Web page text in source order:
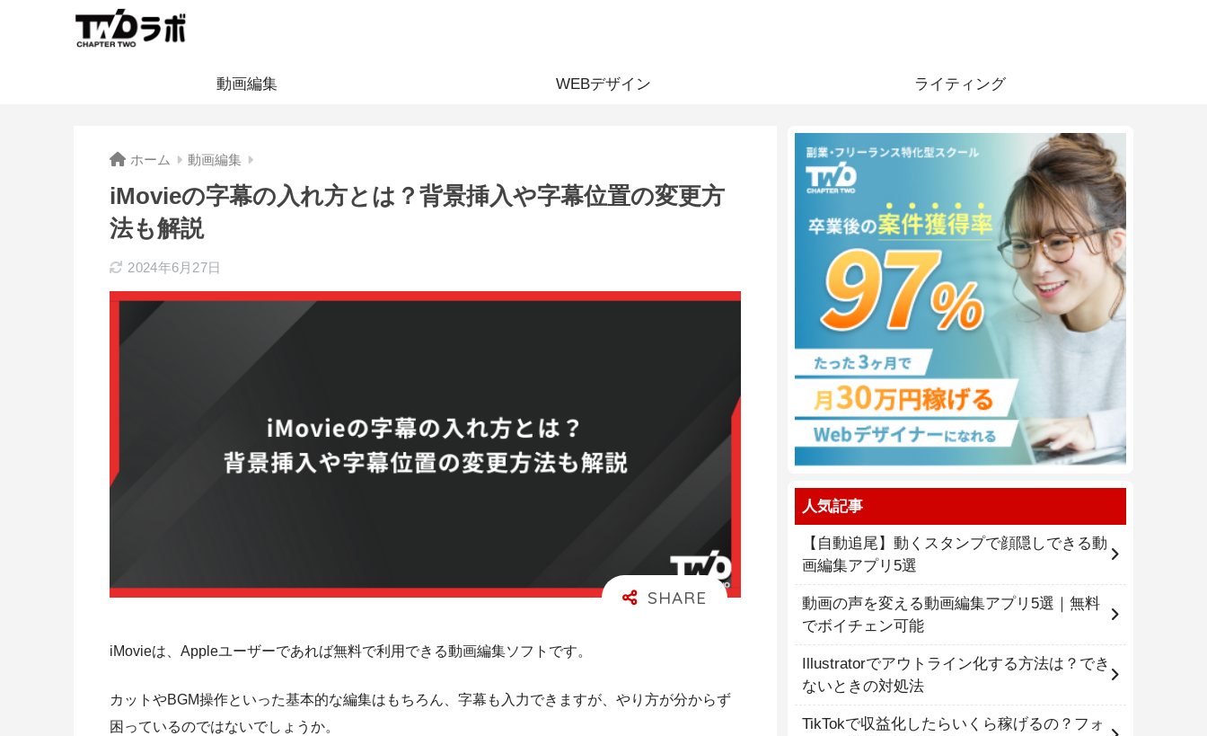
動画編集 WEBデザイン ライティング
ホーム 動画編集
iMovieの字幕の入れ方とは？背景挿入や字幕位置の変更方
法も解説
2024年6月27日
iMovieは、Appleユーザーであれば無料で利用できる動画編集ソフトです。
カットやBGM操作といった基本的な編集はもちろん、字幕も入力できますが、やり方が分からず
困っているのではないでしょうか。
人気記事
【自動追尾】動くスタンプで顔隠しできる動
画編集アプリ5選
動画の声を変える動画編集アプリ5選｜無料
でボイチェン可能
Illustratorでアウトライン化する方法は？でき
ないときの対処法
TikTokで収益化したらいくら稼げるの？フォ